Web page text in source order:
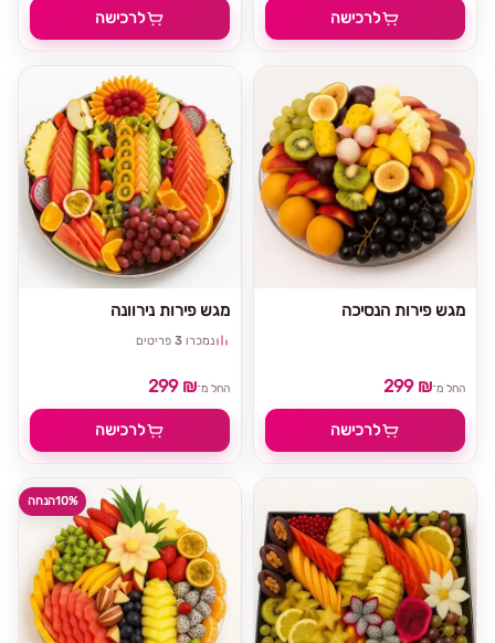
לרכישה לרכישה
מגש פירות נירוונה
נמכרו 3 פריטים
החל מ־299 ₪
לרכישה
מגש פירות הנסיכה
החל מ־299 ₪
לרכישה
10%הנחה